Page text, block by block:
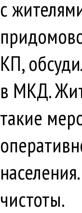
с
КП,
в МКД.
такие
чистоты.